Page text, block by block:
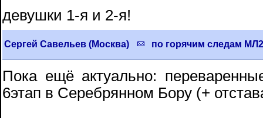
девушки 1-я и 2-я!
Сергей Савельев (Москва) по горячим следам
Пока ещё актуально:
6этап в Серебрянном Бору (+